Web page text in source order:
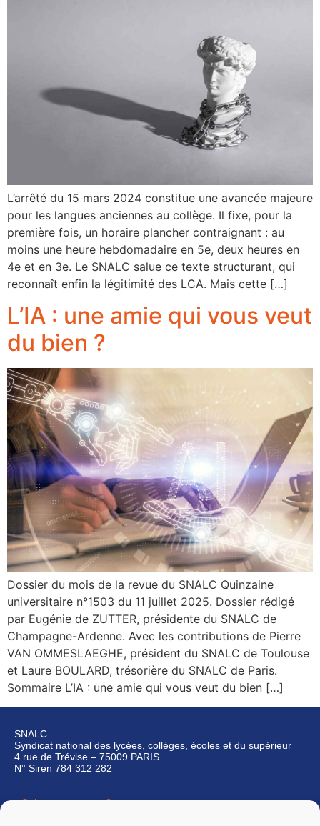
L’arrêté du 15 mars 2024 constitue une avancée majeure
pour les langues anciennes au collège. Il fixe, pour la
première fois, un horaire plancher contraignant : au
moins une heure hebdomadaire en 5e, deux heures en
4e et en 3e. Le SNALC salue ce texte structurant, qui
reconnaît enfin la légitimité des LCA. Mais cette […]
L’IA : une amie qui vous veut
du bien ?
Dossier du mois de la revue du SNALC Quinzaine
universitaire n°1503 du 11 juillet 2025. Dossier rédigé
par Eugénie de ZUTTER, présidente du SNALC de
Champagne-Ardenne. Avec les contributions de Pierre
VAN OMMESLAEGHE, président du SNALC de Toulouse
et Laure BOULARD, trésorière du SNALC de Paris.
Sommaire L’IA : une amie qui vous veut du bien […]
SNALC
Syndicat national des lycées, collèges, écoles et du supérieur
4 rue de Trévise – 75009 PARIS
N° Siren 784 312 282
Qui sommes-nous ?